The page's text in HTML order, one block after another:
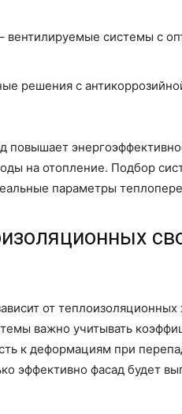
вентилируемые системы с
решения с
повышает
на отопление. Подбор
параметры
от
важно учитывать
к деформациям при
эффективно фасад будет